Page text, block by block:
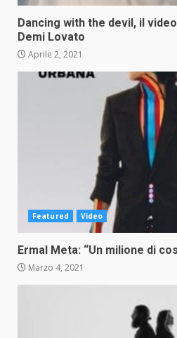
Dancing with the devil, il
Demi Lovato
Aprile 2, 2021
Featured Video
Ermal Meta: “Un milione di
Marzo 4, 2021